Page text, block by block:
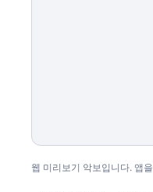
웹 미리보기 악보입니다. 앱